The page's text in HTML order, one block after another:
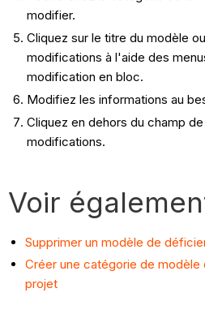
modifier.
Cliquez sur le titre du modèle
modifications à l'aide des
modification en bloc.
Modifiez les informations au
Cliquez en dehors du champ
modifications.
Voir
Supprimer un modèle de
Créer une catégorie de
projet